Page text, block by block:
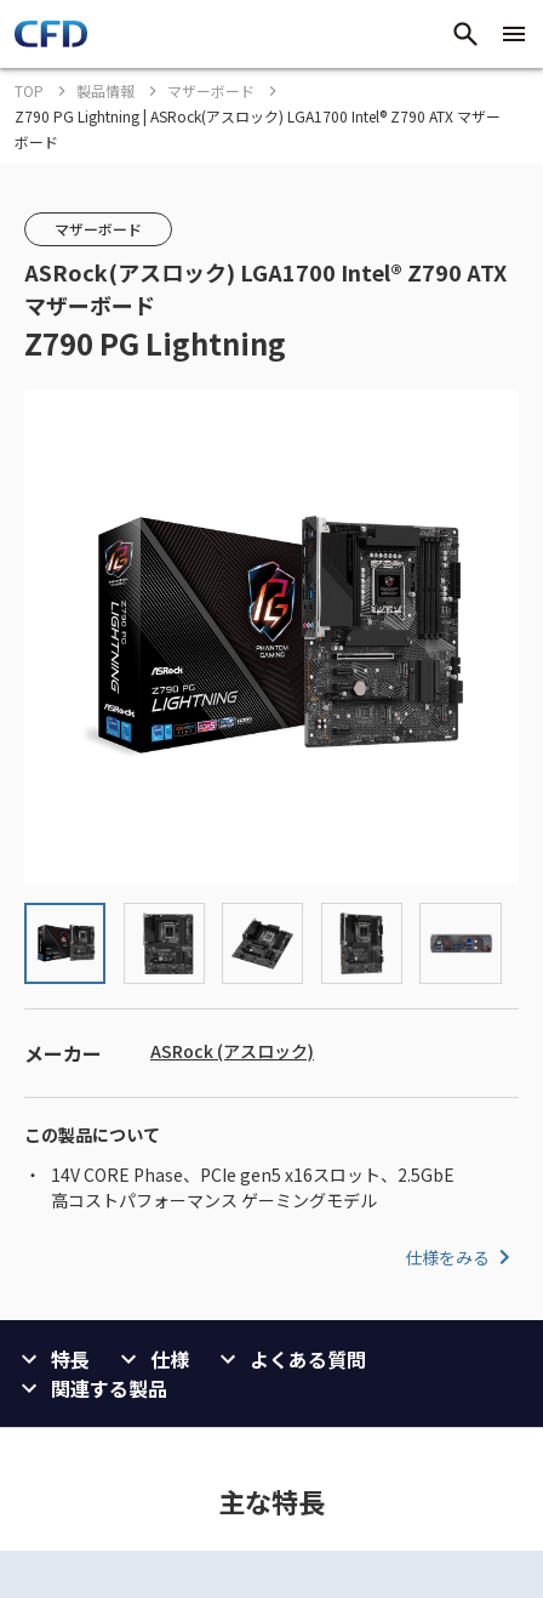
TOP 製品情報
マザーボード
Z790 PG Lightning | ASRock(アスロック) LGA1700 Intel® Z790 ATX マザー
ボード
マザーボード
ASRock(アスロック) LGA1700 Intel® Z790 ATX
マザーボード
Z790 PG Lightning
メーカー ASRock (アスロック)
この製品について
14V CORE Phase、PCIe gen5 x16スロット、2.5GbE
高コストパフォーマンス ゲーミングモデル
仕様をみる
特長 仕様
よくある質問
関連する製品
主な特長